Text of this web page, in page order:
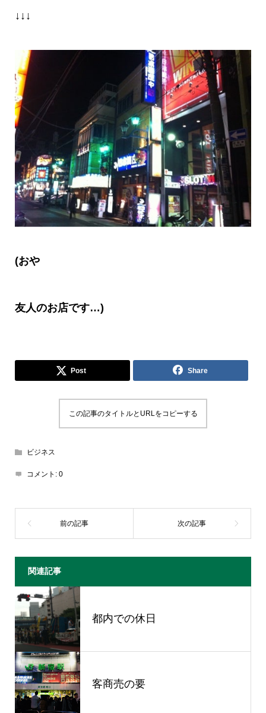
↓↓↓
(おや
友人のお店です…)
Post Share
この記事のタイトルとURLをコピーする
ビジネス
コメント: 0
関連記事
都内での休日
客商売の要